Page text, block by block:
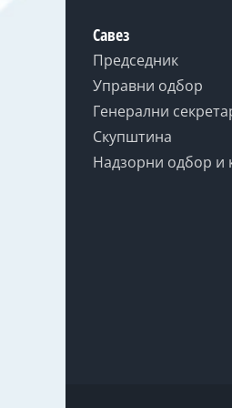
Савез
Председник
Управни одбор
Генерални
Скупштина
Надзорни одбор и